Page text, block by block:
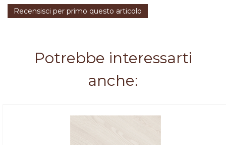
Recensisci per primo questo articolo
Potrebbe interessarti
anche: